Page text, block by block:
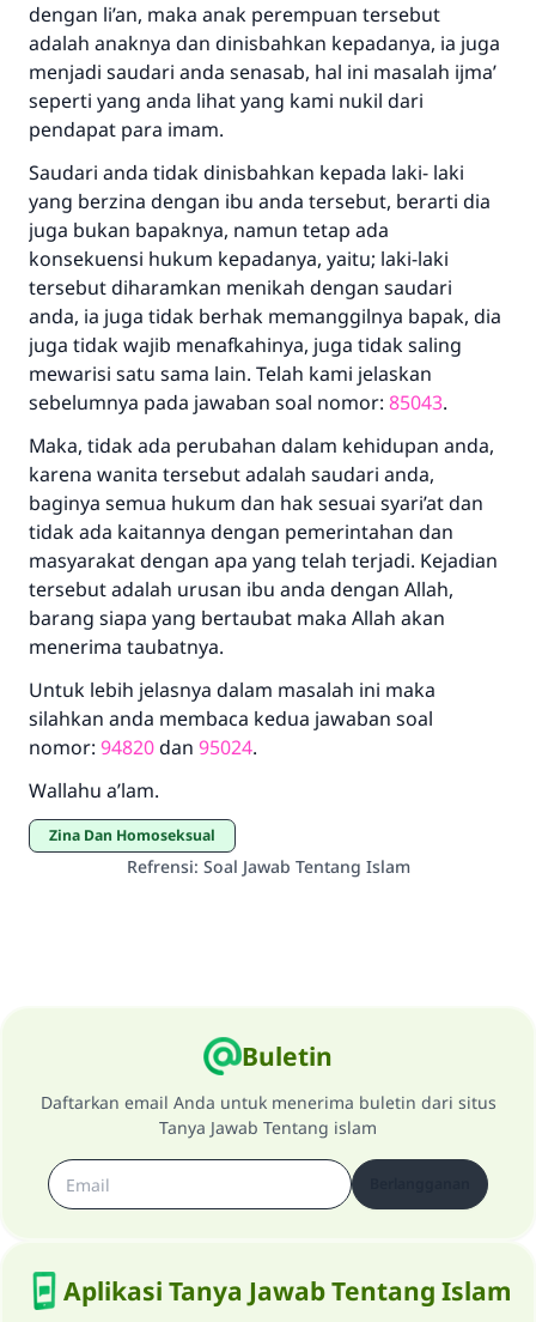
dengan li’an, maka anak perempuan tersebut
adalah anaknya dan dinisbahkan kepadanya, ia juga
menjadi saudari anda senasab, hal ini masalah ijma’
seperti yang anda lihat yang kami nukil dari
pendapat para imam.
Saudari anda tidak dinisbahkan kepada laki- laki
yang berzina dengan ibu anda tersebut, berarti dia
juga bukan bapaknya, namun tetap ada
konsekuensi hukum kepadanya, yaitu; laki-laki
tersebut diharamkan menikah dengan saudari
anda, ia juga tidak berhak memanggilnya bapak, dia
juga tidak wajib menafkahinya, juga tidak saling
mewarisi satu sama lain. Telah kami jelaskan
sebelumnya pada jawaban soal nomor: 85043.
Maka, tidak ada perubahan dalam kehidupan anda,
karena wanita tersebut adalah saudari anda,
baginya semua hukum dan hak sesuai syari’at dan
tidak ada kaitannya dengan pemerintahan dan
masyarakat dengan apa yang telah terjadi. Kejadian
tersebut adalah urusan ibu anda dengan Allah,
barang siapa yang bertaubat maka Allah akan
menerima taubatnya.
Untuk lebih jelasnya dalam masalah ini maka
silahkan anda membaca kedua jawaban soal
nomor: 94820dan 95024.
Wallahu a’lam.
Zina Dan Homoseksual
Refrensi: Soal Jawab Tentang Islam
Buletin
Daftarkan email Anda untuk menerima buletin dari situs
Tanya Jawab Tentang islam
Aplikasi Tanya Jawab Tentang Islam